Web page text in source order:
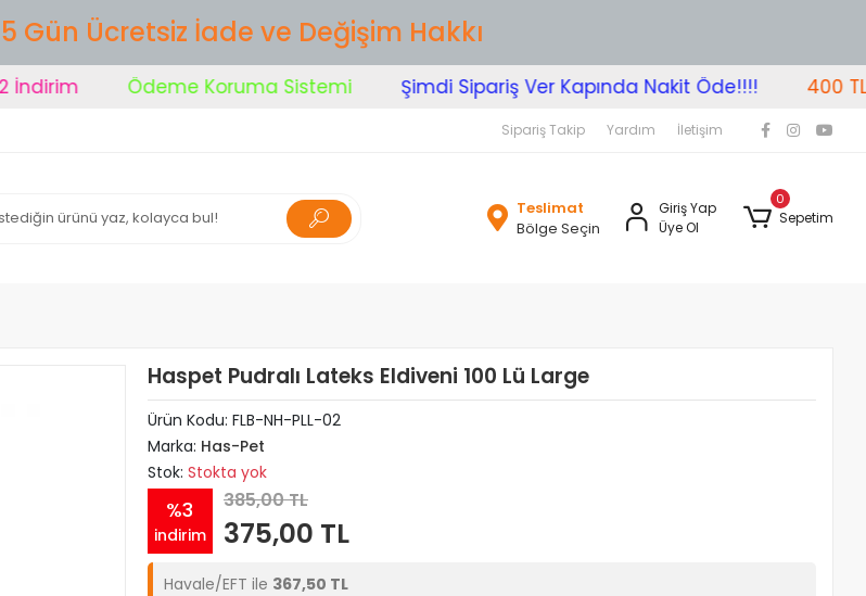
Gün Ücretsiz İade ve Değişim Hakkı
Ödeme Koruma Sistemi Şimdi Sipariş Ver Kapında Nakit Öde!!!! 400 TL
Sipariş Takip Yardım İletişim
Teslimat
Bölge Seçin
Giriş Yap
Üye Ol
0
Sepetim
Haspet Pudralı Lateks Eldiveni 100 Lü Large
Ürün Kodu: FLB-NH-PLL-02
Marka: Has-Pet
Stok: Stokta yok
%3
indirim
385,00 TL
375,00 TL
Havale/EFT ile 367,50 TL